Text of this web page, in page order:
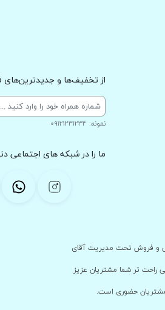
از تخفیف‌ها و جدیدترین‌های
نمونه: 09121231234
ما را در شبکه های اجتماعی
پشتیبانی و فروش تحت مدیریت آقای
راحت تر شما مشتریان عزیز
مشتریان حضوری است.